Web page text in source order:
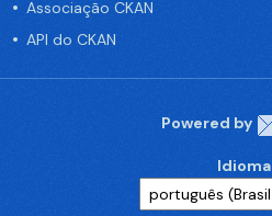
Associação CKAN
API do CKAN
Powered by
Idioma